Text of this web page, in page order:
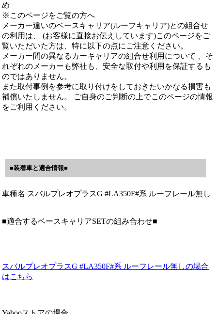
め
※このページをご覧の方へ
メーカー違いのベースキャリア(ルーフキャリア)との組合せ
の利用は、 (お客様に直接お伝えしています)このページをご
覧いただいた方は、特に以下の点にご注意ください。
メーカー間の異なるカーキャリアの組合せ利用について 、そ
れぞれのメーカーも弊社も、安全な取付や利用を保証するも
のではありません。
また取付事例を参考に取り付けをしておきたいかなる損害も
補償いたしません。 ご自身のご判断の上でこのページの情報
をご利用ください。
■装着車と適合情報■
車種名 スバルプレオプラスG #LA350F#系 ルーフレール無し
■適合するベースキャリアSETの組み合わせ■
スバルプレオプラスG #LA350F#系 ルーフレール無しの場合
はこちら